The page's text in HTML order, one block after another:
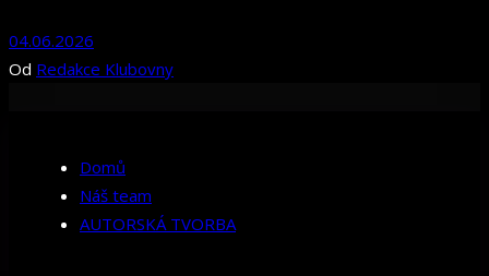
04.06.2026
Od Redakce Klubovny
Domů
Náš team
AUTORSKÁ TVORBA